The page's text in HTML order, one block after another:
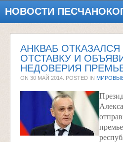
НОВОСТИ
АНКВАБ ОТКАЗАЛСЯ
ОТСТАВКУ И
НЕДОВЕРИЯ
ON 30 МАЙ 2014 . POSTED IN